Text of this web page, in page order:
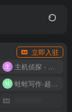
立即入驻
主机侦探 - 少花钱，用好云
蛙蛙写作-超级AI智能写作助手